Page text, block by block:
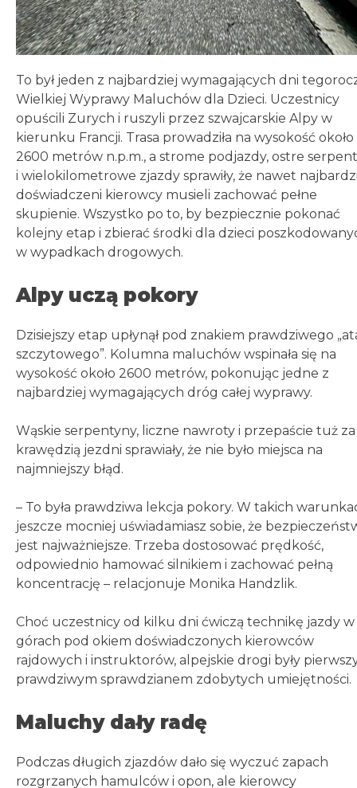
To był jeden z najbardziej wymagających dni
Wielkiej Wyprawy Maluchów dla Dzieci. Uczestnicy
opuścili Zurych i ruszyli przez szwajcarskie Alpy w
kierunku Francji. Trasa prowadziła na wysokość około
2600 metrów n.p.m., a strome podjazdy, ostre
i wielokilometrowe zjazdy sprawiły, że nawet
doświadczeni kierowcy musieli zachować pełne
skupienie. Wszystko po to, by bezpiecznie pokonać
kolejny etap i zbierać środki dla dzieci
w wypadkach drogowych.
Alpy uczą pokory
Dzisiejszy etap upłynął pod znakiem prawdziwego
szczytowego”. Kolumna maluchów wspinała się na
wysokość około 2600 metrów, pokonując jedne z
najbardziej wymagających dróg całej wyprawy.
Wąskie serpentyny, liczne nawroty i przepaście tuż za
krawędzią jezdni sprawiały, że nie było miejsca na
najmniejszy błąd.
– To była prawdziwa lekcja pokory. W takich
jeszcze mocniej uświadamiasz sobie, że
jest najważniejsze. Trzeba dostosować prędkość,
odpowiednio hamować silnikiem i zachować pełną
koncentrację – relacjonuje Monika Handzlik.
Choć uczestnicy od kilku dni ćwiczą technikę jazdy w
górach pod okiem doświadczonych kierowców
rajdowych i instruktorów, alpejskie drogi były
prawdziwym sprawdzianem zdobytych umiejętności.
Maluchy dały radę
Podczas długich zjazdów dało się wyczuć zapach
rozgrzanych hamulców i opon, ale kierowcy